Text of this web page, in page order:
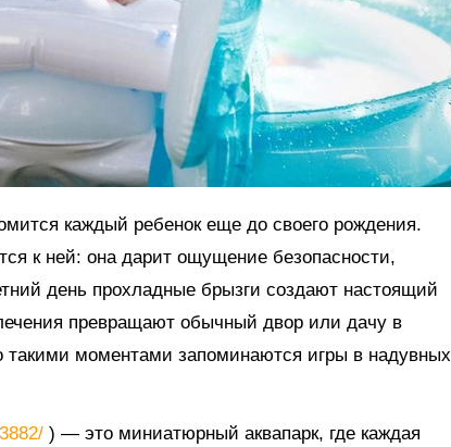
каждый ребенок еще до своего рождения.
к ней: она дарит ощущение безопасности,
день прохладные брызги создают настоящий
превращают обычный двор или дачу в
такими моментами запоминаются игры в надувных
) — это миниатюрный аквапарк, где каждая